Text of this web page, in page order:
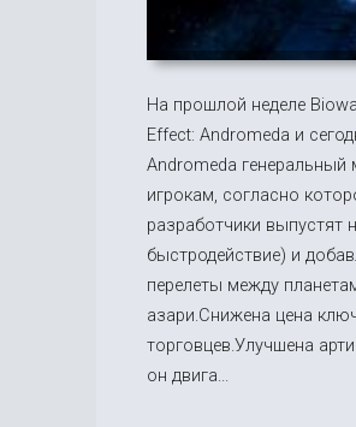
На прошлой неделе
Effect: Andromeda и
Andromeda
игрокам, согласно
разработчики выпустят
быстродействие) и
перелеты между
азари.Снижена цена
торговцев.Улучшена
он двига...